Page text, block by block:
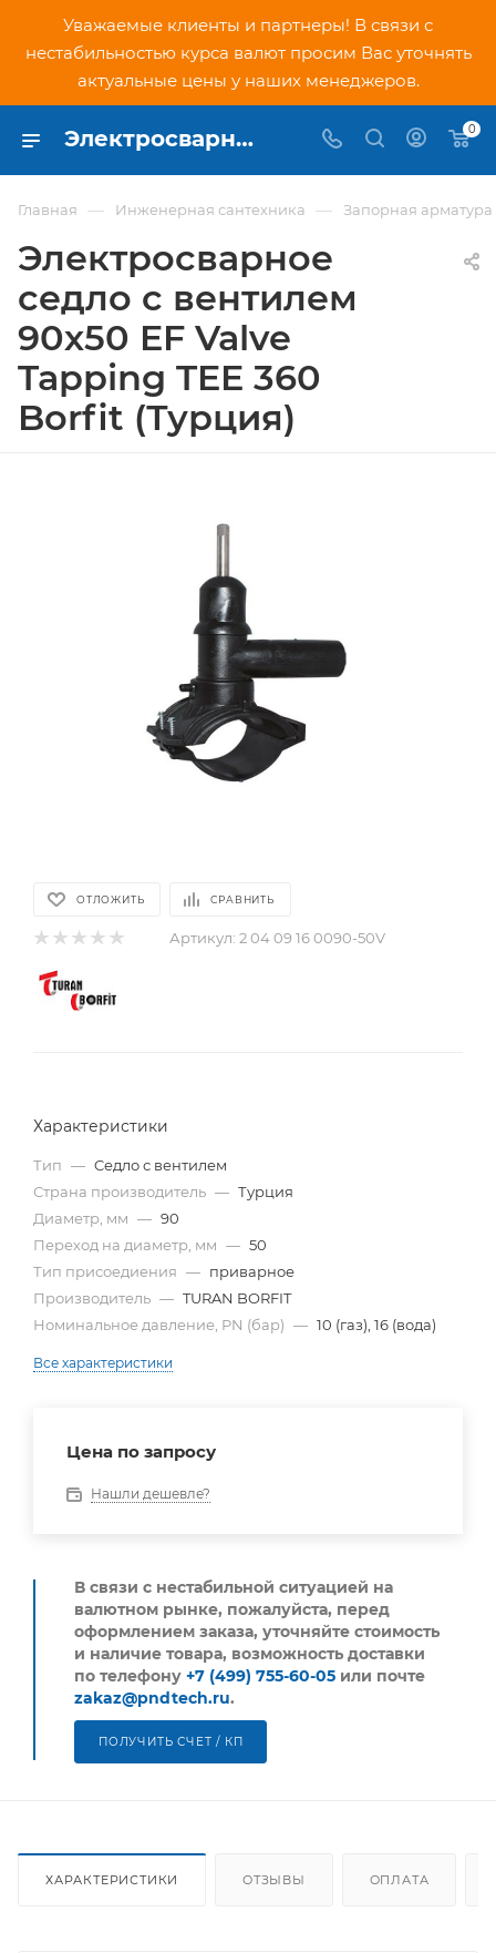
Уважаемые клиенты и партнеры! В связи с
нестабильностью курса валют просим Вас уточнять
актуальные цены у наших менеджеров.
Электросварное седло с вентилем 90х50 EF Valve Tapping TEE 360 Borfit (Турция) - купить по низкой цене в Москве, интернет-магазин PNDtech.ru 0
Главная — Инженерная сантехника — Запорная арматура
Электросварное
седло с вентилем
90х50 EF Valve
Tapping TEE 360
Borfit (Турция)
ОТЛОЖИТЬ СРАВНИТЬ
Артикул: 2 04 09 16 0090-50V
Характеристики
Тип — Cедло с вентилем
Страна производитель — Турция
Диаметр, мм — 90
Переход на диаметр, мм — 50
Тип присоедиения — приварное
Производитель — TURAN BORFIT
Номинальное давление, PN (бар) — 10 (газ), 16 (вода)
Все характеристики
Цена по запросу
Нашли дешевле?
В связи с нестабильной ситуацией на
валютном рынке, пожалуйста, перед
оформлением заказа, уточняйте стоимость
и наличие товара, возможность доставки
по телефону +7 (499) 755-60-05 или почте
zakaz@pndtech.ru.
ПОЛУЧИТЬ СЧЕТ / КП
ХАРАКТЕРИСТИКИ ОТЗЫВЫ ОПЛАТА